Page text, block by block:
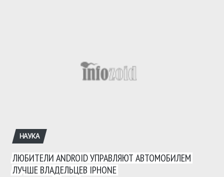
НАУКА
ЛЮБИТЕЛИ ANDROID УПРАВЛЯЮТ АВТОМОБИЛЕМ
ЛУЧШЕ ВЛАДЕЛЬЦЕВ IPHONE